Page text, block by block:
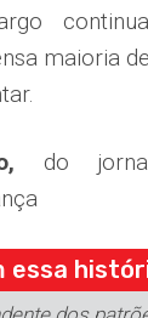
maioria
do
essa